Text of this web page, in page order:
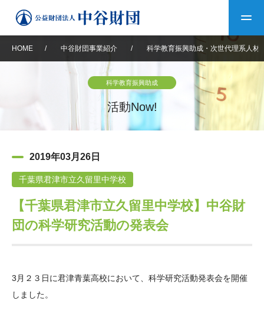
中谷財団について
設立趣意書 財団概要
沿革 40年史デジタルブック
中谷財団40年史
役員・評議員 公開情報
中谷財団事業紹介 中谷賞
神戸賞 長期大型研究助成
大学院生奨学金
国際学生交流プログラ
中谷財団動画紹介
その他情報
アクセス日本語
HOME / 中谷財団事業紹介 / 科学教育振興助成・次世代理系人材
科学教育振興助成
活動Now!
2019年03月26日
千葉県君津市立久留里中学校
【千葉県君津市立久留里中学校】中谷財
団の科学研究活動の発表会
3月２３日に君津青葉高校において、科学研究活動発表会を開催
しました。